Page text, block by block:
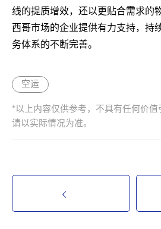
线的提质增效，还以更贴合需求的
西哥市场的企业提供有力支持，持
务体系的不断完善。
空运
*以上内容仅供参考，不具有任何价
请以实际情况为准。